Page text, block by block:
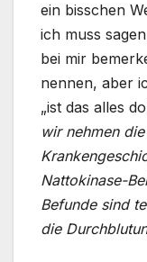
ein bisschen
ich muss
bei mir
nennen, aber
„ist das alles
wir nehmen
Nattokinase-
Befunde sind
die